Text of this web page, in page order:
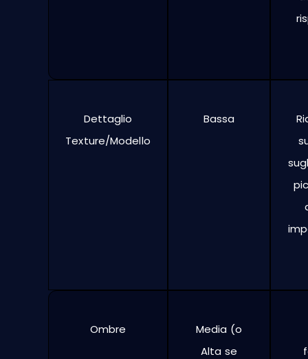
Dettaglio
Texture/Modello
Bassa
Ombre
Media (o
Alta se